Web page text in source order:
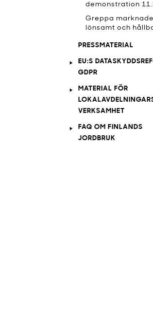
demonstration
Greppa
lönsamt och
PRESSMATERIAL
EU:S
GDPR
MATERIAL FÖR
VERKSAMHET
FAQ OM FINLANDS
JORDBRUK